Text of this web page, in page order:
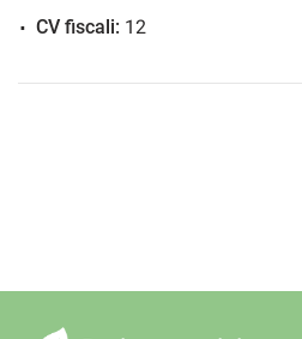
CV fiscali: 12